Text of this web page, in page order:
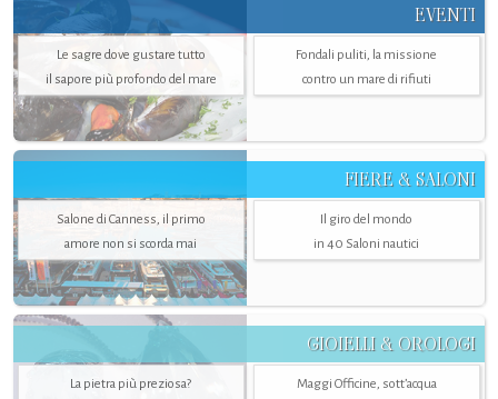
EVENTI
Le sagre dove gustare tutto
il sapore più profondo del mare
Fondali puliti, la missione
contro un mare di rifiuti
FIERE & SALONI
Salone di Canness, il primo
amore non si scorda mai
Il giro del mondo
in 40 Saloni nautici
GIOIELLI & OROLOGI
La pietra più preziosa?
Maggi Officine, sott’acqua